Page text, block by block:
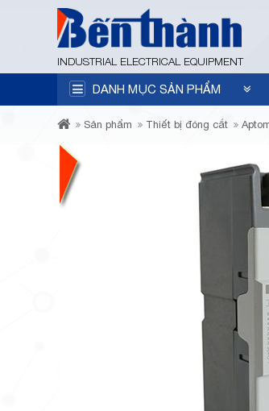
INDUSTRIAL ELECTRICAL EQUIPMENT
DANH MỤC SẢN PHẨM
Sản phẩm Thiết bị đóng cắt